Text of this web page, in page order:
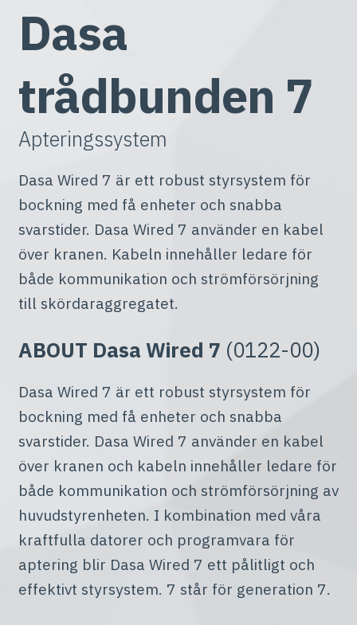
Dasa
trådbunden 7
Apteringssystem
Dasa Wired 7 är ett robust styrsystem för
bockning med få enheter och snabba
svarstider. Dasa Wired 7 använder en kabel
över kranen. Kabeln innehåller ledare för
både kommunikation och strömförsörjning
till skördaraggregatet.
ABOUT Dasa Wired 7 (0122-00)
Dasa Wired 7 är ett robust styrsystem för
bockning med få enheter och snabba
svarstider. Dasa Wired 7 använder en kabel
över kranen och kabeln innehåller ledare för
både kommunikation och strömförsörjning av
huvudstyrenheten. I kombination med våra
kraftfulla datorer och programvara för
aptering blir Dasa Wired 7 ett pålitligt och
effektivt styrsystem. 7 står för generation 7.